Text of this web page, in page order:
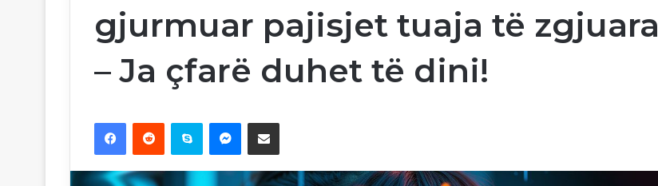
gjurmuar pajisjet tuaja të zgjuara
– Ja çfarë duhet të dini!
FacebookReddit Skype Messenger
Ndajeni me email